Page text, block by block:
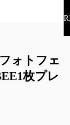
ォトフェ
枚プレ